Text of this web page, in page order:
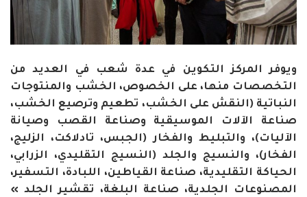
ويوفر المركز التكوين في عدة شعب في العديد من
التخصصات منها، على الخصوص، الخشب والمنتوجات
النباتية (النقش على الخشب، تطعيم وترصيع الخشب،
صناعة الآلات الموسيقية وصناعة القصب وصيانة
الآليات)، والتبليط والفخار (الجبس، تادلاكت، الزليج،
الفخار)، والنسيج والجلد (النسيج التقليدي، الزرابي،
الحياكة التقليدية، صناعة القياطين، اللبادة، التسفير،
المصنوعات الجلدية، صناعة البلغة، تقشير الجلد »